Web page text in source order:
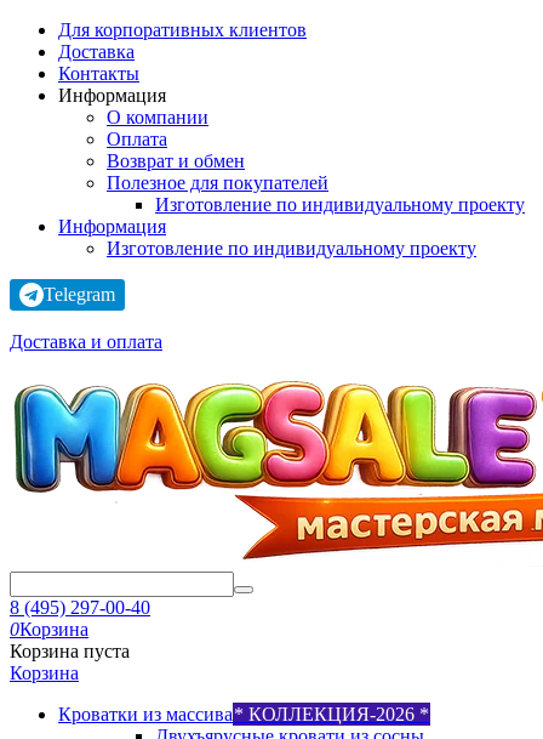
Для корпоративных клиентов
Доставка
Контакты
Информация
О компании
Оплата
Возврат и обмен
Полезное для покупателей
Изготовление по индивидуальному проекту
Информация
Изготовление по индивидуальному проекту
Telegram
Доставка и оплата
8 (495) 297-00-40
0Корзина
Корзина пуста
Корзина
Кроватки из массива* КОЛЛЕКЦИЯ-2026 *